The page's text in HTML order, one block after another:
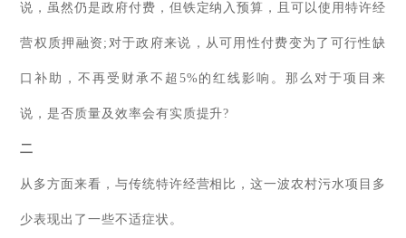
说，虽然仍是政府付费，但铁定纳入预算，且可以使用特许经
营权质押融资;对于政府来说，从可用性付费变为了可行性缺
口补助，不再受财承不超5%的红线影响。那么对于项目来
说，是否质量及效率会有实质提升?
二
从多方面来看，与传统特许经营相比，这一波农村污水项目多
少表现出了一些不适症状。